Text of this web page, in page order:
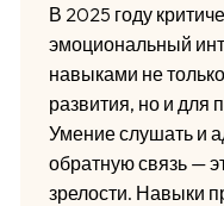
В 2025 году
эмоциональный
навыками не
развития, но и для
Умение слушать и
обратную связь —
зрелости. Навыки